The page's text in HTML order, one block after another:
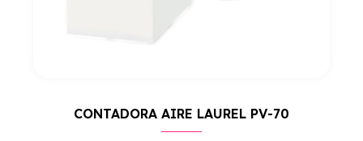
CONTADORA AIRE LAUREL PV-70